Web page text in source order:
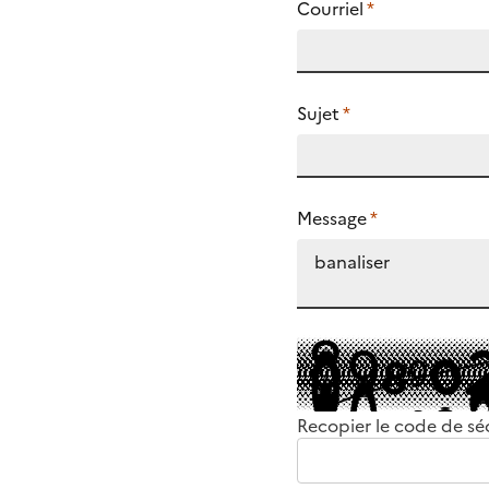
Courriel*
Sujet*
Message*
Recopier le code de